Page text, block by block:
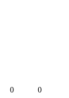
0 0